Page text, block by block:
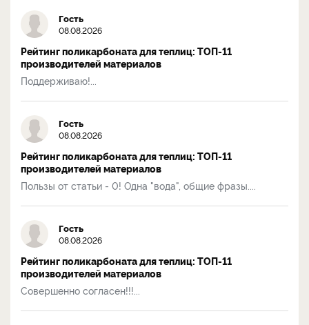
Гость
08.08.2026
Рейтинг поликарбоната для теплиц: ТОП-11
производителей материалов
Поддерживаю!...
Гость
08.08.2026
Рейтинг поликарбоната для теплиц: ТОП-11
производителей материалов
Пользы от статьи - 0! Одна "вода", общие фразы....
Гость
08.08.2026
Рейтинг поликарбоната для теплиц: ТОП-11
производителей материалов
Совершенно согласен!!!...